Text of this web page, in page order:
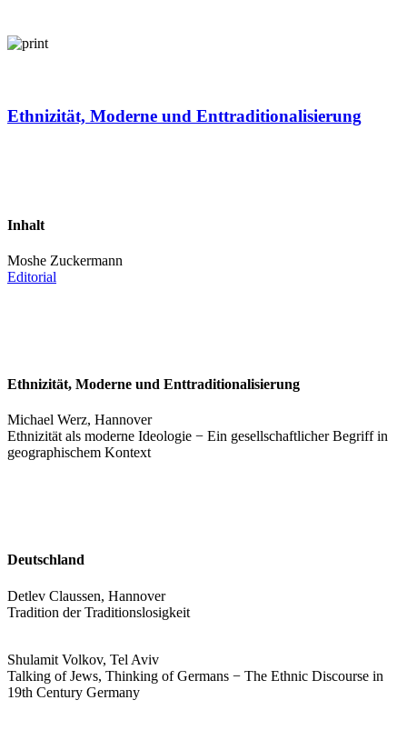
Ethnizität, Moderne und Enttraditionalisierung
Inhalt
Moshe Zuckermann
Editorial
Ethnizität, Moderne und Enttraditionalisierung
Michael Werz, Hannover
Ethnizität als moderne Ideologie − Ein gesellschaftlicher Begriff in
geographischem Kontext
Deutschland
Detlev Claussen, Hannover
Tradition der Traditionslosigkeit
Shulamit Volkov, Tel Aviv
Talking of Jews, Thinking of Germans − The Ethnic Discourse in
19th Century Germany